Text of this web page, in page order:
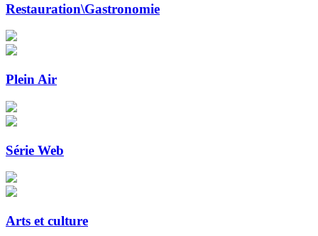
Restauration\Gastronomie
Plein Air
Série Web
Arts et culture